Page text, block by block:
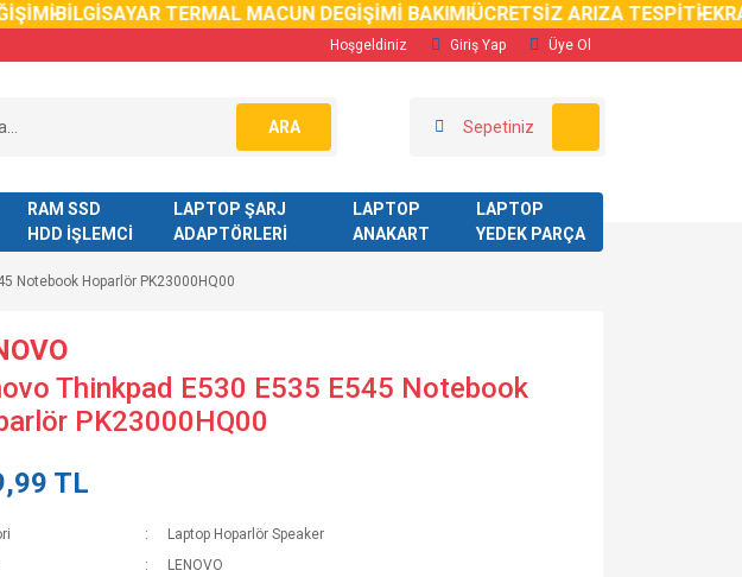
BİLGİSAYAR TERMAL MACUN DEGİŞİMİ BAKIMIÜCRETSİZ ARIZA TESPİTİ
Hoşgeldiniz Giriş Yap Üye Ol
ARA Sepetiniz
RAM SSD
HDD İŞLEMCİ
LAPTOP ŞARJ
ADAPTÖRLERİ
LAPTOP
ANAKART
LAPTOP
YEDEK PARÇA
Notebook Hoparlör PK23000HQ00
Thinkpad E530 E535 E545 Notebook
PK23000HQ00
TL
Laptop Hoparlör Speaker
LENOVO